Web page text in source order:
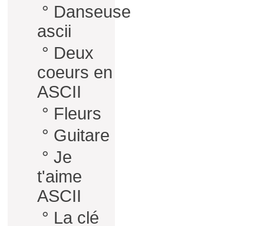
° Danseuse
ascii
° Deux
coeurs en
ASCII
° Fleurs
° Guitare
° Je
t'aime
ASCII
° La clé